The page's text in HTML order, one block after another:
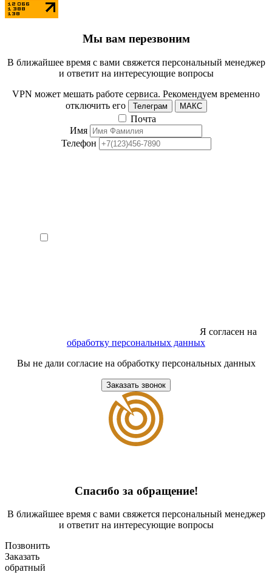
Мы вам перезвоним
В ближайшее время с вами свяжется персональный менеджер
и ответит на интересующие вопросы
VPN может мешать работе сервиса. Рекомендуем временно
отключить его
Телеграм МАКС
Почта
Имя
Телефон
Я согласен на
обработку персональных данных
Вы не дали согласие на обработку персональных данных
Заказать звонок
Спасибо за обращение!
В ближайшее время с вами свяжется персональный менеджер
и ответит на интересующие вопросы
Позвонить
Заказать
обратный